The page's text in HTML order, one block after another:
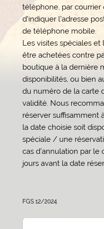
téléphone, par courrier
d’indiquer l’adresse
de téléphone mobile.
Les visites spéciales
être achetées contre
boutique à la dernière
disponibilités, ou bien
du numéro de la carte
validité. Nous
réserver suffisamment
la date choisie soit
spéciale / une
cas d’annulation par le
jours avant la date
FGS 12/2024